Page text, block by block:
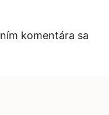
komentára sa